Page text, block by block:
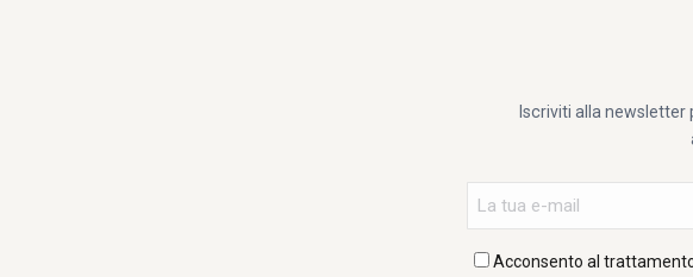
Iscriviti alla
Acconsento al trattamento